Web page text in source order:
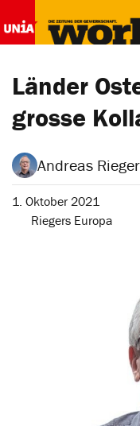
Länder
grosse
Andreas Rieger
1. Oktober 2021
Riegers Europa